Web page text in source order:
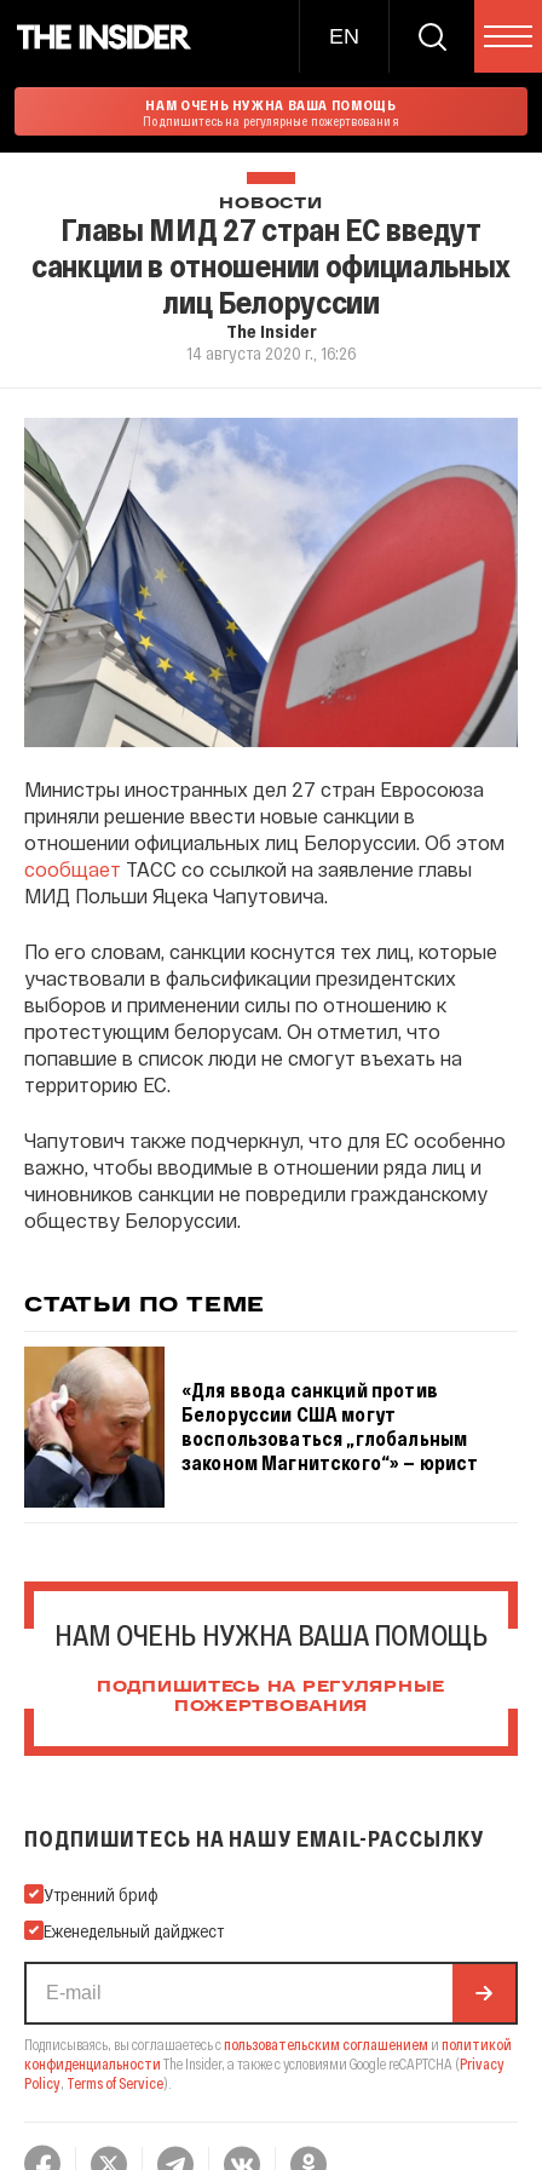
EN
НАМ ОЧЕНЬ НУЖНА ВАША ПОМОЩЬ
Подпишитесь на регулярные пожертвования
НОВОСТИ
Главы МИД 27 стран ЕС введут
санкции в отношении официальных
лиц Белоруссии
The Insider
14 августа 2020 г., 16:26
Министры иностранных дел 27 стран Евросоюза
приняли решение ввести новые санкции в
отношении официальных лиц Белоруссии. Об этом
сообщает ТАСС со ссылкой на заявление главы
МИД Польши Яцека Чапутовича.
По его словам, санкции коснутся тех лиц, которые
участвовали в фальсификации президентских
выборов и применении силы по отношению к
протестующим белорусам. Он отметил, что
попавшие в список люди не смогут въехать на
территорию ЕС.
Чапутович также подчеркнул, что для ЕС особенно
важно, чтобы вводимые в отношении ряда лиц и
чиновников санкции не повредили гражданскому
обществу Белоруссии.
СТАТЬИ ПО ТЕМЕ
«Для ввода санкций против
Белоруссии США могут
воспользоваться „глобальным
законом Магнитского“» — юрист
НАМ ОЧЕНЬ НУЖНА ВАША ПОМОЩЬ
ПОДПИШИТЕСЬ НА РЕГУЛЯРНЫЕ
ПОЖЕРТВОВАНИЯ
ПОДПИШИТЕСЬ НА НАШУ EMAIL-РАССЫЛКУ
Подпишитесь на нашу Email-рассылку
Утренний бриф
Еженедельный дайджест
Подписываясь, вы соглашаетесь спользовательским соглашением и политикой
конфиденциальности The Insider, а также с условиями Google reCAPTCHA (Privacy
Policy, Terms of Service).